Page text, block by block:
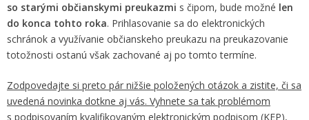
so starými občianskymi preukazmi s čipom, bude možné len
do konca tohto roka. Prihlasovanie sa do elektronických
schránok a využívanie občianskeho preukazu na preukazovanie
totožnosti ostanú však zachované aj po tomto termíne.
Zodpovedajte si preto pár nižšie položených otázok a zistite, či sa
uvedená novinka dotkne aj vás. Vyhnete sa tak problémom
s podpisovaním kvalifikovaným elektronickým podpisom (KEP),